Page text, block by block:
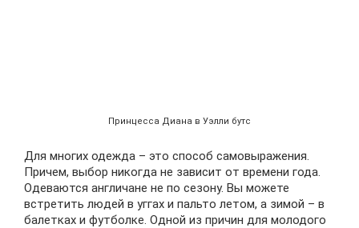
Принцесса Диана в Уэлли бутс
Для многих одежда – это способ самовыражения.
Причем, выбор никогда не зависит от времени года.
Одеваются англичане не по сезону. Вы можете
встретить людей в уггах и пальто летом, а зимой – в
балетках и футболке. Одной из причин для молодого